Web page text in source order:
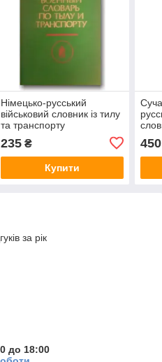
Німецько-русський
військовий словник із тилу
та транспорту
235₴
Купити
450
за рік
до 18:00